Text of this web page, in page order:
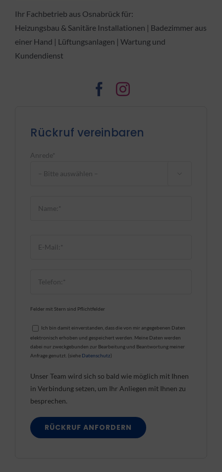
Ihr Fachbetrieb aus Osnabrück für:
Heizungsbau & Sanitäre Installationen | Badezimmer aus
einer Hand | Lüftungsanlagen | Wartung und
Kundendienst
Rückruf vereinbaren
Anrede*
Felder mit Stern sind Pflichtfelder
Ich bin damit einverstanden, dass die von mir angegebenen Daten
elektronisch erhoben und gespeichert werden. Meine Daten werden
dabei nur zweckgebunden zur Bearbeitung und Beantwortung meiner
Anfrage genutzt. (siehe Datenschutz)
Unser Team wird sich so bald wie möglich mit Ihnen
in Verbindung setzen, um Ihr Anliegen mit Ihnen zu
besprechen.